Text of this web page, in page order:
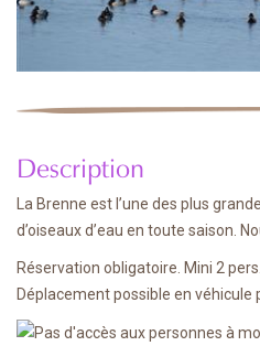
Description
La Brenne est l’une des plus
d’oiseaux d’eau en toute saison.
Réservation obligatoire. Mini 2
Déplacement possible en